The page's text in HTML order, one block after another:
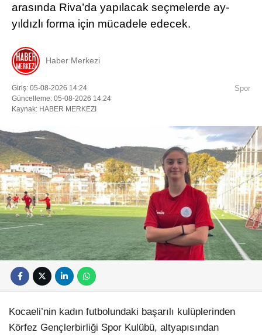
arasında Riva’da yapılacak seçmelerde ay-
yıldızlı forma için mücadele edecek.
Haber Merkezi
Giriş: 05-08-2026 14:24
Güncelleme: 05-08-2026 14:24
Kaynak: HABER MERKEZI
Spor
Kocaeli’nin kadın futbolundaki başarılı kulüplerinden
Körfez Gençlerbirliği Spor Kulübü, altyapısından